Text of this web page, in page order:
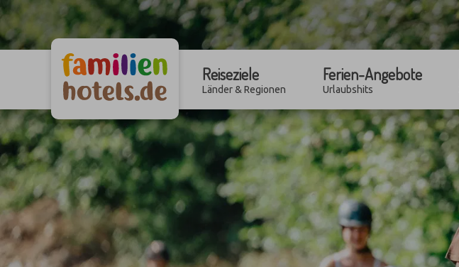
Reiseziele
Länder & Regionen
Ferien-Angebote
Urlaubshits